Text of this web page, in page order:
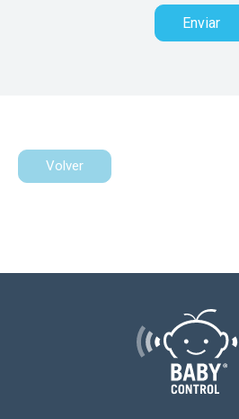
Volver